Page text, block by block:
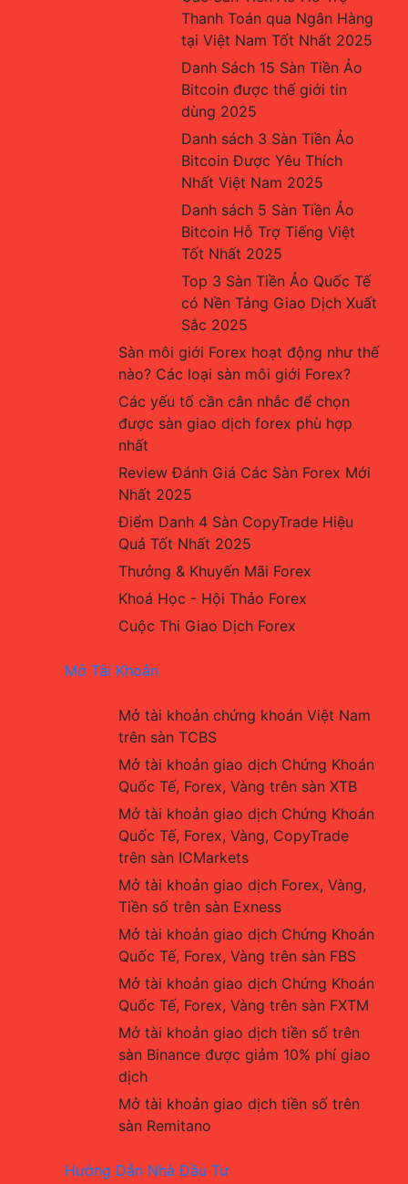
Thanh Toán qua Ngân Hàng
tại Việt Nam Tốt Nhất 2025
Danh Sách 15 Sàn Tiền Ảo
Bitcoin được thế giới tin
dùng 2025
Danh sách 3 Sàn Tiền Ảo
Bitcoin Được Yêu Thích
Nhất Việt Nam 2025
Danh sách 5 Sàn Tiền Ảo
Bitcoin Hỗ Trợ Tiếng Việt
Tốt Nhất 2025
Top 3 Sàn Tiền Ảo Quốc Tế
có Nền Tảng Giao Dịch Xuất
Sắc 2025
Sàn môi giới Forex hoạt động như thế
nào? Các loại sàn môi giới Forex?
Các yếu tố cần cân nhắc để chọn
được sàn giao dịch forex phù hợp
nhất
Review Đánh Giá Các Sàn Forex Mới
Nhất 2025
Điểm Danh 4 Sàn CopyTrade Hiệu
Quả Tốt Nhất 2025
Thưởng & Khuyến Mãi Forex
Khoá Học - Hội Thảo Forex
Cuộc Thi Giao Dịch Forex
Mở Tài Khoản
Mở tài khoản chứng khoán Việt Nam
trên sàn TCBS
Mở tài khoản giao dịch Chứng Khoán
Quốc Tế, Forex, Vàng trên sàn XTB
Mở tài khoản giao dịch Chứng Khoán
Quốc Tế, Forex, Vàng, CopyTrade
trên sàn ICMarkets
Mở tài khoản giao dịch Forex, Vàng,
Tiền số trên sàn Exness
Mở tài khoản giao dịch Chứng Khoán
Quốc Tế, Forex, Vàng trên sàn FBS
Mở tài khoản giao dịch Chứng Khoán
Quốc Tế, Forex, Vàng trên sàn FXTM
Mở tài khoản giao dịch tiền số trên
sàn Binance được giảm 10% phí giao
dịch
Mở tài khoản giao dịch tiền số trên
sàn Remitano
Hướng Dẫn Nhà Đầu Tư